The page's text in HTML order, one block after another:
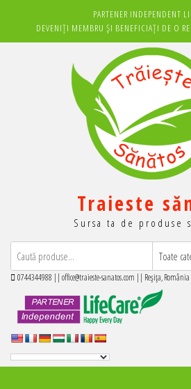
conținut
PARTENER INDEPENDENT
DEVENIȚI MEMBRU ȘI BENEFICIAȚI DE O
Traieste
Sursa ta de produse
0744344988 || office@traieste-sanatos.com || Reșița, România